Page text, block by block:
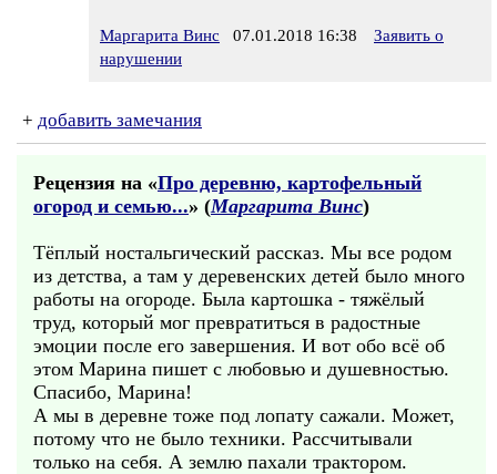
Маргарита Винс 07.01.2018 16:38
Заявить о
нарушении
+ добавить замечания
Рецензия на «Про деревню, картофельный
огород и семью...» (Маргарита Винс)
Тёплый ностальгический рассказ. Мы все родом
из детства, а там у деревенских детей было много
работы на огороде. Была картошка - тяжёлый
труд, который мог превратиться в радостные
эмоции после его завершения. И вот обо всё об
этом Марина пишет с любовью и душевностью.
Спасибо, Марина!
А мы в деревне тоже под лопату сажали. Может,
потому что не было техники. Рассчитывали
только на себя. А землю пахали трактором.